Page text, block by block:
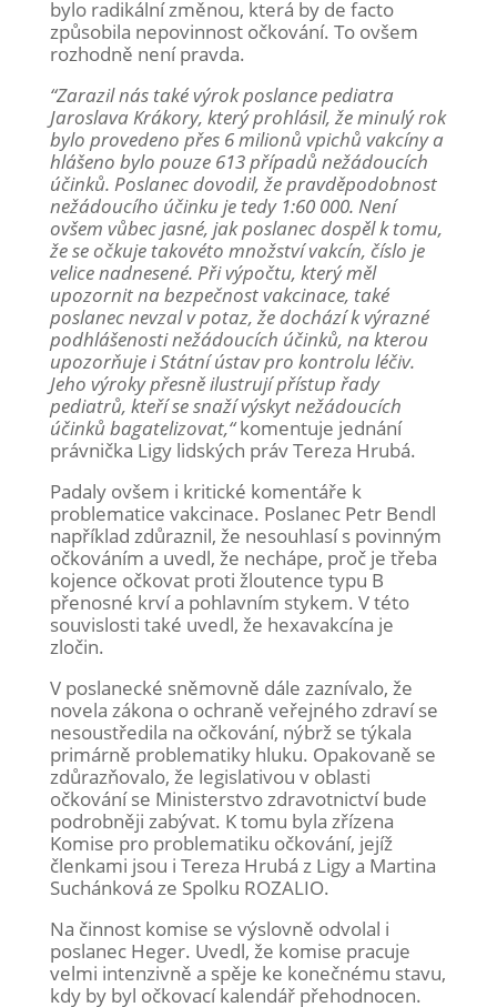
bylo radikální změnou, která by de facto
způsobila nepovinnost očkování. To ovšem
rozhodně není pravda.
“Zarazil nás také výrok poslance pediatra
Jaroslava Krákory, který prohlásil, že minulý rok
bylo provedeno přes 6 milionů vpichů vakcíny a
hlášeno bylo pouze 613 případů nežádoucích
účinků. Poslanec dovodil, že pravděpodobnost
nežádoucího účinku je tedy 1:60 000. Není
ovšem vůbec jasné, jak poslanec dospěl k tomu,
že se očkuje takovéto množství vakcín, číslo je
velice nadnesené. Při výpočtu, který měl
upozornit na bezpečnost vakcinace, také
poslanec nevzal v potaz, že dochází k výrazné
podhlášenosti nežádoucích účinků, na kterou
upozorňuje i Státní ústav pro kontrolu léčiv.
Jeho výroky přesně ilustrují přístup řady
pediatrů, kteří se snaží výskyt nežádoucích
účinků bagatelizovat,“komentuje jednání
právnička Ligy lidských práv Tereza Hrubá.
Padaly ovšem i kritické komentáře k
problematice vakcinace. Poslanec Petr Bendl
například zdůraznil, že nesouhlasí s povinným
očkováním a uvedl, že nechápe, proč je třeba
kojence očkovat proti žloutence typu B
přenosné krví a pohlavním stykem. V této
souvislosti také uvedl, že hexavakcína je
zločin.
V poslanecké sněmovně dále zaznívalo, že
novela zákona o ochraně veřejného zdraví se
nesoustředila na očkování, nýbrž se týkala
primárně problematiky hluku. Opakovaně se
zdůrazňovalo, že legislativou v oblasti
očkování se Ministerstvo zdravotnictví bude
podrobněji zabývat. K tomu byla zřízena
Komise pro problematiku očkování, jejíž
členkami jsou i Tereza Hrubá z Ligy a Martina
Suchánková ze Spolku ROZALIO.
Na činnost komise se výslovně odvolal i
poslanec Heger. Uvedl, že komise pracuje
velmi intenzivně a spěje ke konečnému stavu,
kdy by byl očkovací kalendář přehodnocen.